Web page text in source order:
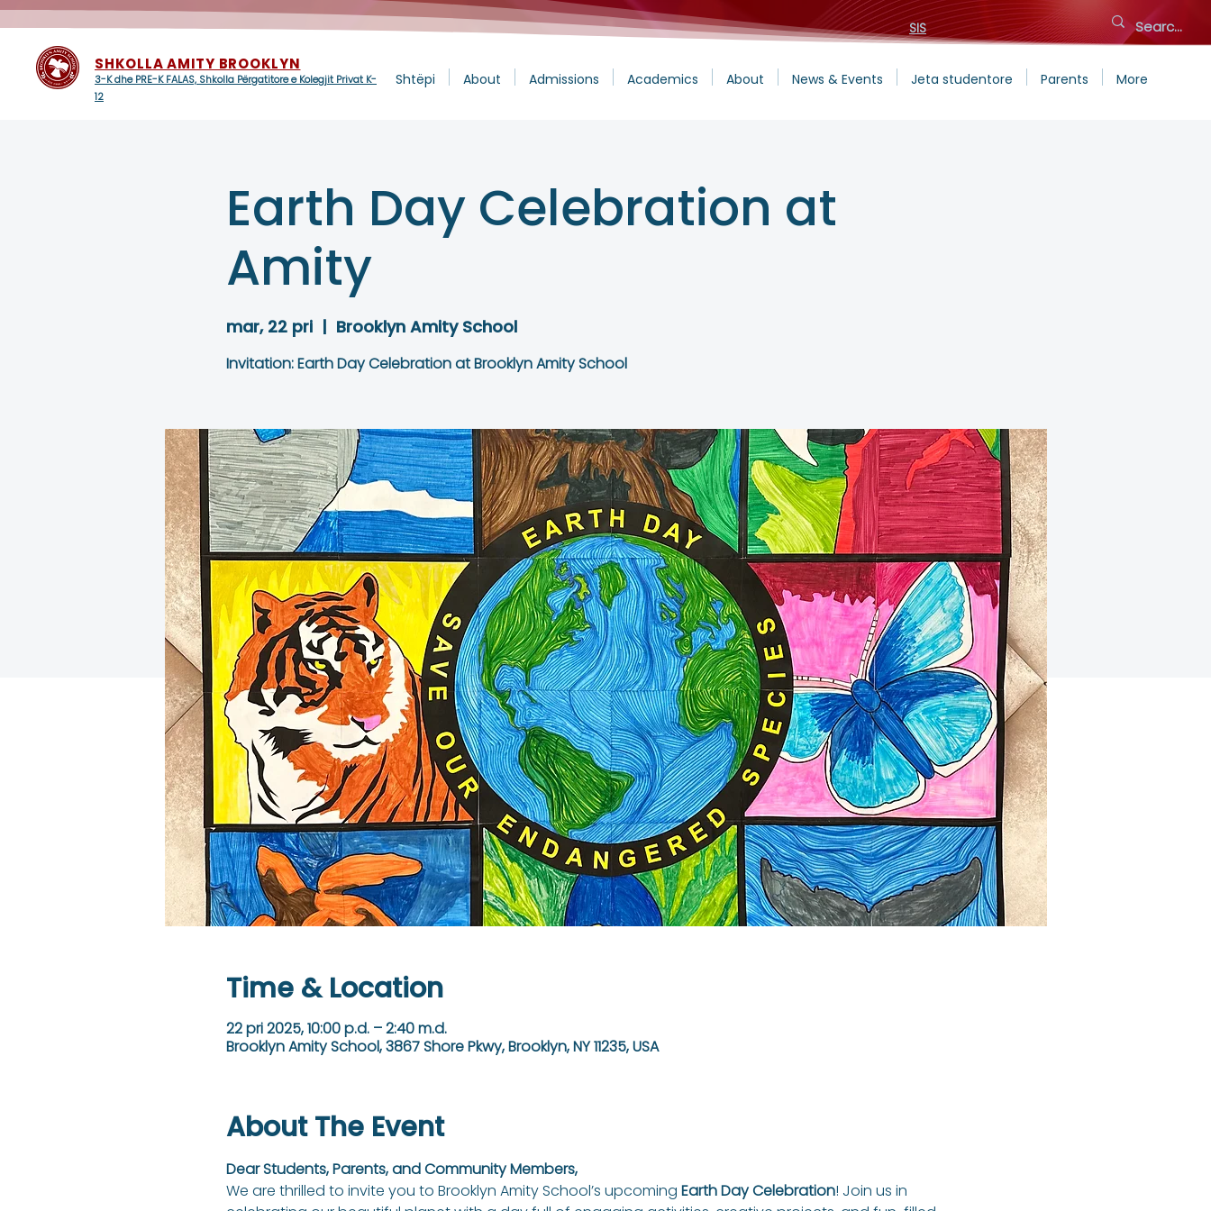
SIS
SHKOLLA AMITY BROOKLYN
3-K dhe PRE-K FALAS, Shkolla Përgatitore e Kolegjit Privat K-
12
Shtëpi About Admissions Academics About News & Events Jeta studentore Parents More
Earth Day Celebration at
Amity
mar, 22 pri
  |
Brooklyn Amity School
Invitation: Earth Day Celebration at Brooklyn Amity School
Time & Location
22 pri 2025, 10:00 p.d. – 2:40 m.d.
Brooklyn Amity School, 3867 Shore Pkwy, Brooklyn, NY 11235, USA
About The Event
Dear Students, Parents, and Community Members,
We are thrilled to invite you to Brooklyn Amity School’s upcoming Earth Day Celebration! Join us in